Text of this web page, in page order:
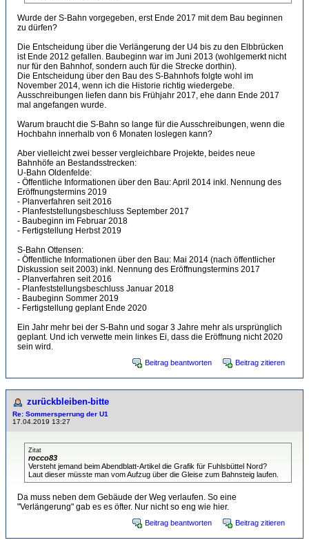
Wurde der S-Bahn vorgegeben, erst Ende 2017 mit dem Bau beginnen
zu dürfen?
Die Entscheidung über die Verlängerung der U4 bis zu den Elbbrücken
ist Ende 2012 gefallen. Baubeginn war im Juni 2013 (wohlgemerkt nicht
nur für den Bahnhof, sondern auch für die Strecke dorthin).
Die Entscheidung über den Bau des S-Bahnhofs folgte wohl im
November 2014, wenn ich die Historie richtig wiedergebe.
Ausschreibungen liefen dann bis Frühjahr 2017, ehe dann Ende 2017
mal angefangen wurde.
Warum braucht die S-Bahn so lange für die Ausschreibungen, wenn die
Hochbahn innerhalb von 6 Monaten loslegen kann?
Aber vielleicht zwei besser vergleichbare Projekte, beides neue
Bahnhöfe an Bestandsstrecken:
U-Bahn Oldenfelde:
- Öffentliche Informationen über den Bau: April 2014 inkl. Nennung des
Eröffnungstermins 2019
- Planverfahren seit 2016
- Planfeststellungsbeschluss September 2017
- Baubeginn im Februar 2018
- Fertigstellung Herbst 2019
S-Bahn Ottensen:
- Öffentliche Informationen über den Bau: Mai 2014 (nach öffentlicher
Diskussion seit 2003) inkl. Nennung des Eröffnungstermins 2017
- Planverfahren seit 2016
- Planfeststellungsbeschluss Januar 2018
- Baubeginn Sommer 2019
- Fertigstellung geplant Ende 2020
Ein Jahr mehr bei der S-Bahn und sogar 3 Jahre mehr als ursprünglich
geplant. Und ich verwette mein linkes Ei, dass die Eröffnung nicht 2020
sein wird.
Beitrag beantworten Beitrag zitieren
zurückbleiben-bitte
Re: Sommersperrung der U1
17.04.2019 13:27
Zitat
rocco83
Versteht jemand beim Abendblatt-Artikel die Grafik für Fuhlsbüttel Nord?
Laut dieser müsste man vom Aufzug über die Gleise zum Bahnsteig laufen.
Da muss neben dem Gebäude der Weg verlaufen. So eine
"Verlängerung" gab es es öfter. Nur nicht so eng wie hier.
Beitrag beantworten Beitrag zitieren